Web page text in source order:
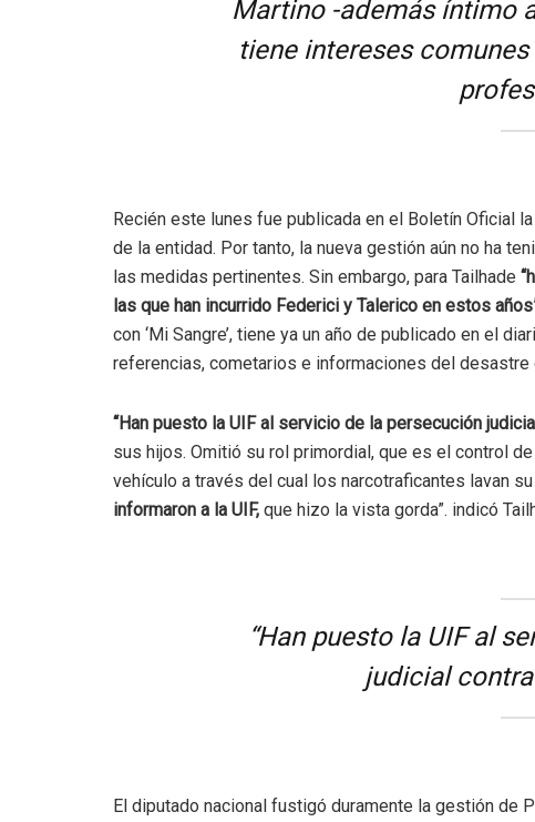
Martino -además íntimo
tiene intereses
Recién este lunes fue publicada en el Boletín Oficial
de la entidad. Por tanto, la nueva gestión aún no ha
las medidas pertinentes. Sin embargo, para Tailhade
las que han incurrido Federici y Talerico en estos
con ‘Mi Sangre’, tiene ya un año de publicado en el
referencias, cometarios e informaciones del desastre
“Han puesto la UIF al servicio de la persecución
sus hijos. Omitió su rol primordial, que es el control
vehículo a través del cual los narcotraficantes lavan
informaron a la UIF, que hizo la vista gorda”. indicó
“Han puesto la UIF al
judicial
El diputado nacional fustigó duramente la gestión de